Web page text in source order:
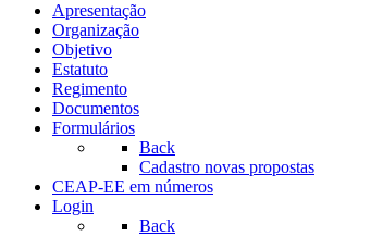
Apresentação
Organização
Objetivo
Estatuto
Regimento
Documentos
Formulários
Back
Cadastro novas propostas
CEAP-EE em números
Login
Back